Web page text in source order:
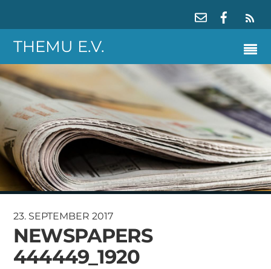
THEMU E.V.
23. SEPTEMBER 2017
NEWSPAPERS
444449_1920